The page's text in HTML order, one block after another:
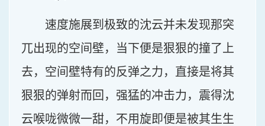
速度施展到极致的沈云并未发现那突
兀出现的空间壁，当下便是狠狠的撞了上
去，空间壁特有的反弹之力，直接是将其
狠狠的弹射而回，强猛的冲击力，震得沈
云喉咙微微一甜，不用旋即便是被其生生